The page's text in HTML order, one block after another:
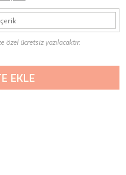
özel ücretsiz yazılacaktır.
EKLE